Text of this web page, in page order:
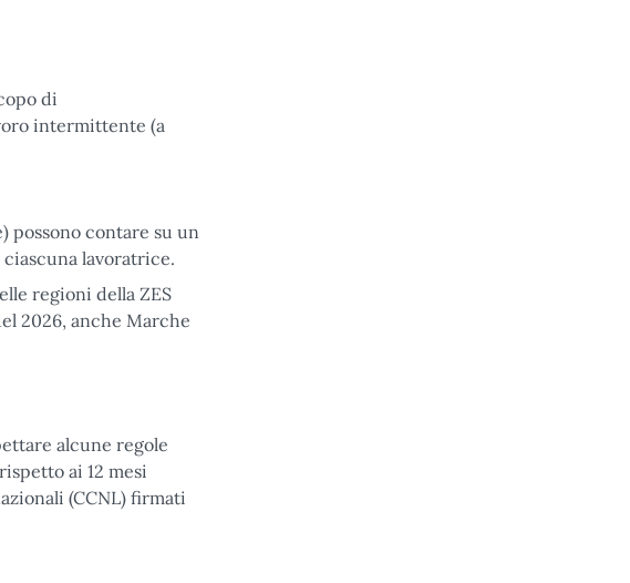
di
intermittente (a
possono contare su un
lavoratrice.
regioni della ZES
2026, anche Marche
alcune regole
ai 12 mesi
(CCNL) firmati